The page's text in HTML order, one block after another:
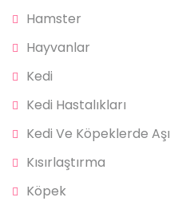
Hamster
Hayvanlar
Kedi
Kedi Hastalıkları
Kedi Ve Köpeklerde Aşı
Kısırlaştırma
Köpek